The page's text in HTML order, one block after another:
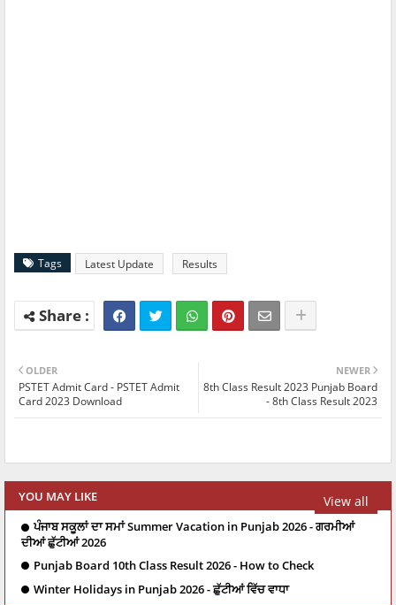
Tags Latest Update Results
NEWER
8th Class Result 2023 Punjab Board
- 8th Class Result 2023
OLDER
PSTET Admit Card - PSTET Admit
Card 2023 Download
YOU MAY LIKE View all
ਪੰਜਾਬ ਸਕੂਲਾਂ ਦਾ ਸਮਾਂ Summer Vacation in Punjab 2026 - ਗਰਮੀਆਂ
ਦੀਆਂ ਛੁੱਟੀਆਂ 2026
Punjab Board 10th Class Result 2026 - How to Check
Winter Holidays in Punjab 2026 - ਛੁੱਟੀਆਂ ਵਿੱਚ ਵਾਧਾ